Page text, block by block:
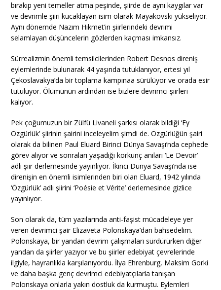
bırakıp yeni temeller atma peşinde, şiirde de aynı kaygılar var
ve devrimle şiiri kucaklayan isim olarak Mayakovski yükseliyor.
Aynı dönemde Nazım Hikmet’in şiirlerindeki devrimi
selamlayan düşüncelerin gözlerden kaçması imkansız.
Sürrealizmin önemli temsilcilerinden Robert Desnos direniş
eylemlerinde bulunarak 44 yaşında tutuklanıyor, ertesi yıl
Çekoslavakya’da bir toplama kampınaa sürülüyor ve orada esir
tutuluyor. Ölümünün ardından ise bizlere devrimci şiirleri
kalıyor.
Pek çoğumuzun bir Zülfü Livaneli şarkısı olarak bildiği ‘Ey
Özgürlük’ şiirinin şairini inceleyelim şimdi de. Özgürlüğün şairi
olarak da bilinen Paul Eluard Birinci Dünya Savaşı’nda cephede
görev alıyor ve sonraları yaşadığı korkunç anıları ‘Le Devoir’
adlı şiir derlemesinde yayınlıyor. İkinci Dünya Savaşı’nda ise
direnişin en önemli isimlerinden biri olan Eluard, 1942 yılında
‘Özgürlük’ adlı şiirini ‘Poésie et Vérite’ derlemesinde gizlice
yayınlıyor.
Son olarak da, tüm yazılarında anti-faşist mücadeleye yer
veren devrimci şair Elizaveta Polonskaya’dan bahsedelim.
Polonskaya, bir yandan devrim çalışmaları sürdürürken diğer
yandan da şiirler yazıyor ve bu şiirler edebiyat çevrelerinde
ilgiyle, hayranlıkla karşılanıyordu. İlya Ehrenburg, Maksim Gorki
ve daha başka genç devrimci edebiyatçılarla tanışan
Polonskaya onlarla yakın dostluk da kurmuştu. Eylemleri